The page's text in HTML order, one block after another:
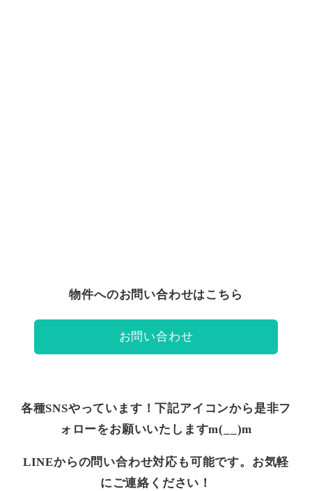
物件へのお問い合わせはこちら
お問い合わせ
各種SNSやっています！下記アイコンから是非フ
ォローをお願いいたしますm(__)m
LINEからの問い合わせ対応も可能です。お気軽
にご連絡ください！